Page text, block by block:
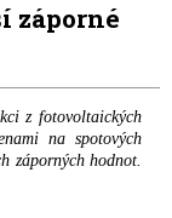
záporné
z fotovoltaických
na spotových
záporných hodnot.